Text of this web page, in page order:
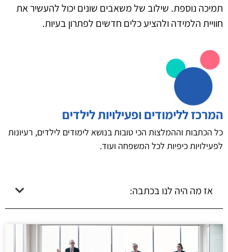
תמיכה נוספת. שילוב של משאבים שונים יכול להעשיר את
חוויית הלמידה ולהציע כלים חדשים לפתרון בעיות.
המרכז ללימודים ופעילויות לילדים
כל הכתבות וההמלצות הכי טובות בנושא לימודים לילדים, רעיונות
לפעילויות כיפיות לכל המשפחה ועוד.
אז מה היה לנו בכתבה: